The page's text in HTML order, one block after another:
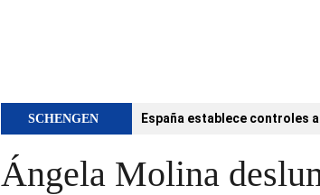
SCHENGEN España establece controles
Ángela Molina